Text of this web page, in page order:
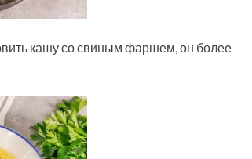
кашу со свиным фаршем, он более